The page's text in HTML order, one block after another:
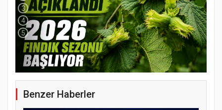
3
4
5
Benzer Haberler